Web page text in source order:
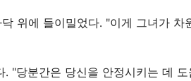
위에 들이밀었다. "이게 그녀가 차
"당분간은 당신을 안정시키는 데 도